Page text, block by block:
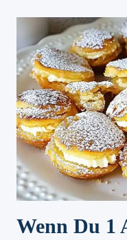
Wenn Du 1